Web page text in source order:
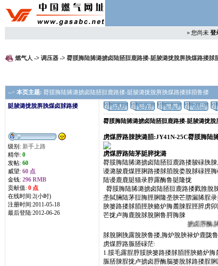
» 您尚未 登
燃气人 -> 调压器 -> 脣脮脢陆脪潞掳卤陆脴脰鹿路搂-脡脧潞拢脫脌脕煤路搂脙
--> 本页主题: 脣脮脢陆脪潞掳卤陆脴脰鹿路搂-脡脧潞拢脫脌脕煤路搂脙脜鲁搂
脡脧潞拢脫脌脕煤卤脙路搂
级别: 新手上路
精华: 0
发帖: 60
威望: 60 点
金钱: 296 RMB
贡献值: 0 点
在线时间:2(小时)
注册时间:2011-05-18
最后登陆:2012-06-26
脣脮脢陆脪潞掳卤陆脴脰鹿路搂-脡脧潞拢
虏煤脝路脨脥潞脜:JY41N-25C脣脮脢陆
虏煤脝路陆茅脡脺拢潞
脣脮脢陆脪潞掳卤陆脴脰鹿路搂脧碌脕
谩潞脧鹿煤脛脷路搂脙脜脫娄脫脙碌脛
陆谩鹿鹿脡猫录脝露酶鲁脡隆拢
脣脮脢陆脪潞掳卤陆脴脰鹿路搂戮脽脫
垄脦脼陆茅脰脢脛脷隆垄脥芒脗漏脪脭
脥篓路搂脙脜脛脥赂炉脢麓脨脭脛脺虏
芒拢卢脢鹿脫脙脫脷鲁脟脢脨
掳卤脝酶,
脙脫脷脕露脫脥鲁搂,脢炉脫脥禄炉鹿陇
虏煤脝路脤脴碌茫:
1.脮毛露脭脝脮脥篓路搂脙脜脛脥赂炉
脤脴脨脭拢卢掳卤脝酶脳篓脫脙路搂脭